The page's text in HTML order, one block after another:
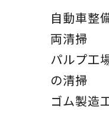
自動車整
両清掃
パルプ工
の清掃
ゴム製造